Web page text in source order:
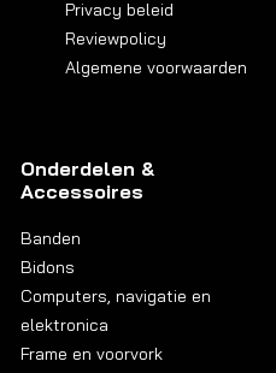
Privacy beleid
Reviewpolicy
Algemene voorwaarden
Onderdelen &
Accessoires
Banden
Bidons
Computers, navigatie en
elektronica
Frame en voorvork